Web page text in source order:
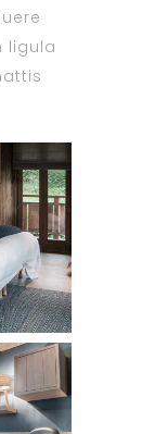
ligula